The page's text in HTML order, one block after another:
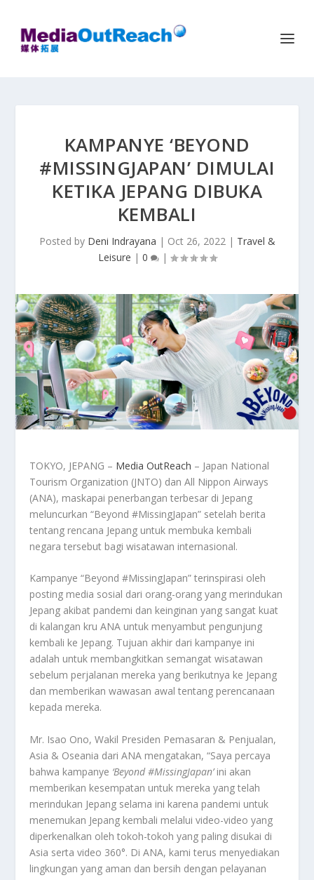
KAMPANYE ‘BEYOND
#MISSINGJAPAN’ DIMULAI
KETIKA JEPANG DIBUKA
KEMBALI
Posted by Deni Indrayana | Oct 26, 2022| Travel &
Leisure | 0 |
TOKYO, JEPANG – Media OutReach – Japan National
Tourism Organization (JNTO) dan All Nippon Airways
(ANA), maskapai penerbangan terbesar di Jepang
meluncurkan “Beyond #MissingJapan” setelah berita
tentang rencana Jepang untuk membuka kembali
negara tersebut bagi wisatawan internasional.
Kampanye “Beyond #MissingJapan” terinspirasi oleh
posting media sosial dari orang-orang yang merindukan
Jepang akibat pandemi dan keinginan yang sangat kuat
di kalangan kru ANA untuk menyambut pengunjung
kembali ke Jepang. Tujuan akhir dari kampanye ini
adalah untuk membangkitkan semangat wisatawan
sebelum perjalanan mereka yang berikutnya ke Jepang
dan memberikan wawasan awal tentang perencanaan
kepada mereka.
Mr. Isao Ono, Wakil Presiden Pemasaran & Penjualan,
Asia & Oseania dari ANA mengatakan, “Saya percaya
bahwa kampanye ‘Beyond #MissingJapan’ini akan
memberikan kesempatan untuk mereka yang telah
merindukan Jepang selama ini karena pandemi untuk
menemukan Jepang kembali melalui video-video yang
diperkenalkan oleh tokoh-tokoh yang paling disukai di
Asia serta video 360°. Di ANA, kami terus menyediakan
lingkungan yang aman dan bersih dengan pelayanan